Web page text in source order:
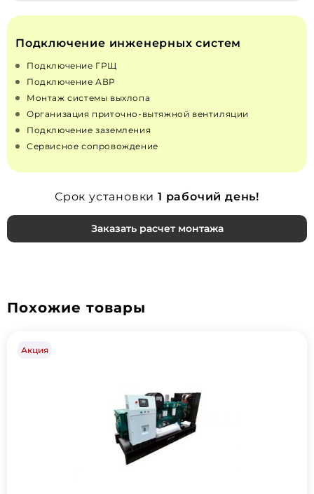
Подключение инженерных систем
Подключение ГРЩ
Подключение АВР
Монтаж системы выхлопа
Организация приточно‑вытяжной вентиляции
Подключение заземления
Сервисное сопровождение
Срок установки 1 рабочий день!
Заказать расчет монтажа
Похожие товары
Акция